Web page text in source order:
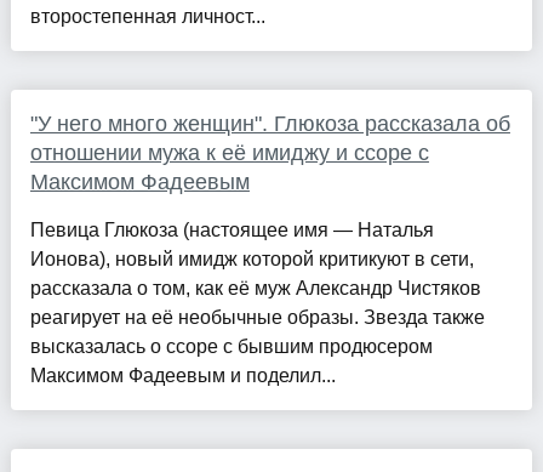
второстепенная личност...
"У него много женщин". Глюкоза рассказала об
отношении мужа к её имиджу и ссоре с
Максимом Фадеевым
Певица Глюкоза (настоящее имя — Наталья
Ионова), новый имидж которой критикуют в сети,
рассказала о том, как её муж Александр Чистяков
реагирует на её необычные образы. Звезда также
высказалась о ссоре с бывшим продюсером
Максимом Фадеевым и поделил...